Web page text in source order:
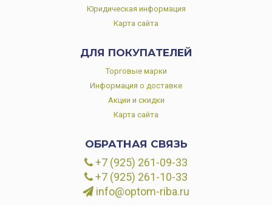
Юридическая информация
Карта сайта
ДЛЯ ПОКУПАТЕЛЕЙ
Торговые марки
Информация о доставке
Акции и скидки
Карта сайта
ОБРАТНАЯ СВЯЗЬ
+7 (925) 261-09-33
+7 (925) 261-10-33
info@optom-riba.ru